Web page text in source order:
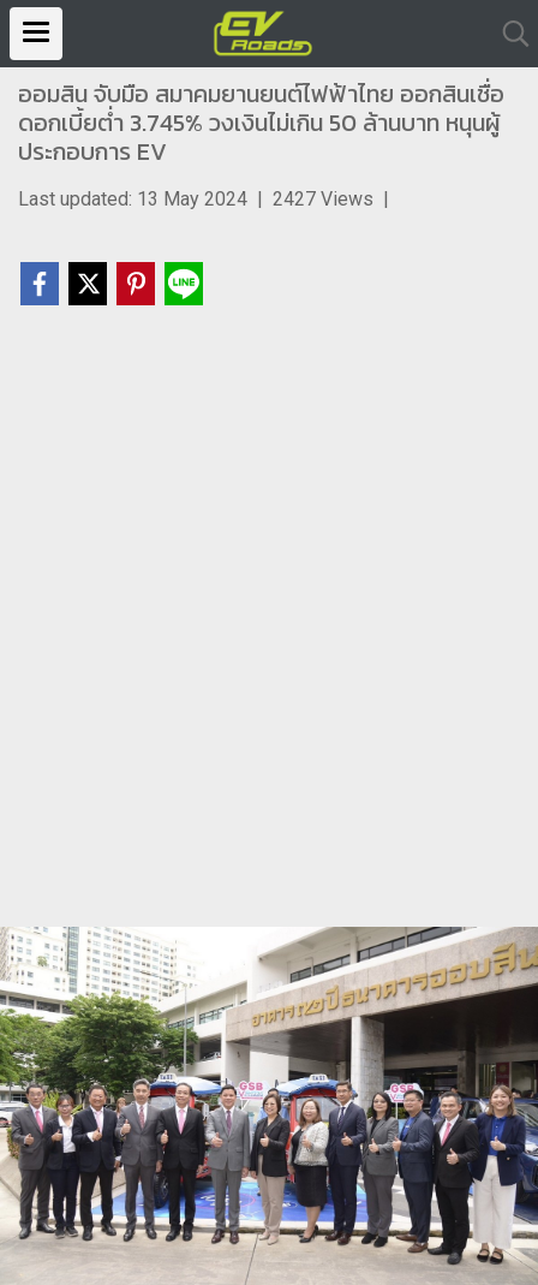
ออมสิน จับมือ สมาคมยานยนต์ไฟฟ้าไทย ออกสินเชื่อ
ดอกเบี้ยต่ำ 3.745% วงเงินไม่เกิน 50 ล้านบาท หนุนผู้
ประกอบการ EV
Last updated: 13 May 2024 | 2427 Views |